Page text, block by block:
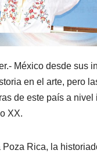
México desde sus
en el arte, pero
de este país a nivel
XX.
Poza Rica, la